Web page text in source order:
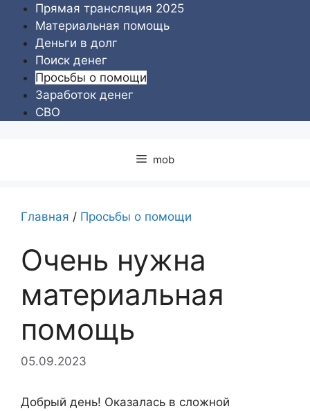
Перейти
содержимому
Прямая трансляция 2025
Материальная помощь
Деньги в долг
Поиск денег
Просьбы о помощи
Заработок денег
СВО
mob
Главная / Просьбы о помощи
Очень нужна
материальная
помощь
05.09.2023
Добрый день! Оказалась в сложной